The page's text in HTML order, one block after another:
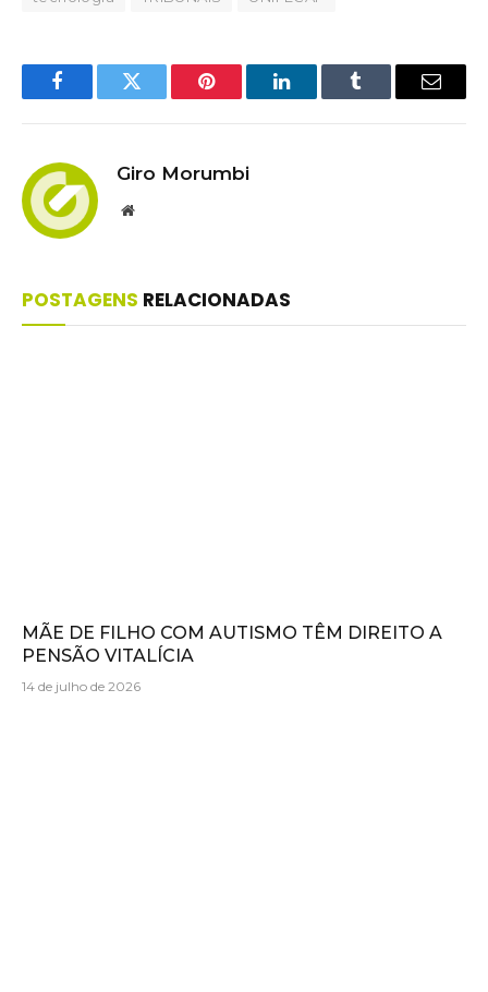
FacebookTwitter Pinterest LinkedInTumblr Email
Giro Morumbi
Website
POSTAGENS RELACIONADAS
MÃE DE FILHO COM AUTISMO TÊM DIREITO A
PENSÃO VITALÍCIA
14 de julho de 2026